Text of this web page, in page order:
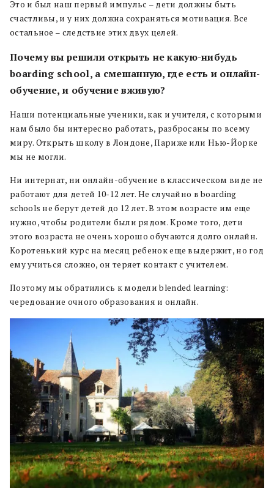
Это и был наш первый импульс – дети должны быть
счастливы, и у них должна сохраняться мотивация. Все
остальное – следствие этих двух целей.
Почему вы решили открыть не какую-нибудь
boarding school, а смешанную, где есть и онлайн-
обучение, и обучение вживую?
Наши потенциальные ученики, как и учителя, с которыми
нам было бы интересно работать, разбросаны по всему
миру. Открыть школу в Лондоне, Париже или Нью-Йорке
мы не могли.
Ни интернат, ни онлайн-обучение в классическом виде не
работают для детей 10-12 лет. Не случайно в boarding
schools не берут детей до 12 лет. В этом возрасте им еще
нужно, чтобы родители были рядом. Кроме того, дети
этого возраста не очень хорошо обучаются долго онлайн.
Коротенький курс на месяц ребенок еще выдержит, но год
ему учиться сложно, он теряет контакт с учителем.
Поэтому мы обратились к модели blended learning:
чередование очного образования и онлайн.